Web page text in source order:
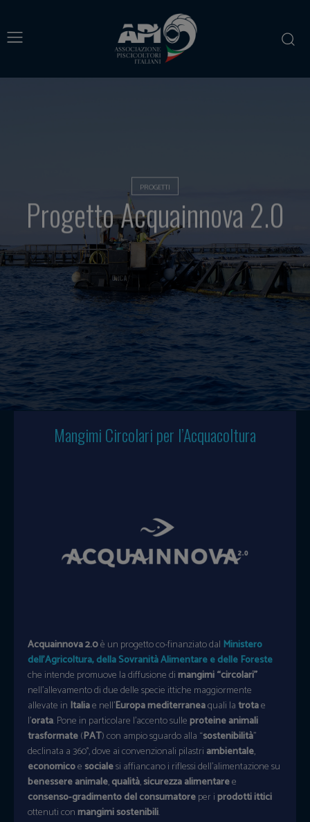
PROGETTI
Progetto Acquainnova 2.0
Mangimi Circolari per l’Acquacoltura
Acquainnova 2.0è un progetto co-finanziato dal Ministero
dell’Agricoltura, della Sovranità Alimentare e delle Foreste
che intende promuove la diffusione dimangimi “circolari”
nell’allevamento di due delle specie ittiche maggiormente
allevate in Italiae nell’Europa mediterraneaquali latrotae
l’orata. Pone in particolare l’accento sulleproteine animali
trasformate(PAT) con ampio sguardo alla “sostenibilità”
declinata a 360°, dove ai convenzionali pilastri ambientale,
economicoesocialesi affiancano i riflessi dell’alimentazione su
benessere animale,qualità,sicurezza alimentaree
consenso-gradimento del consumatoreper iprodotti ittici
ottenuti conmangimi sostenibili.